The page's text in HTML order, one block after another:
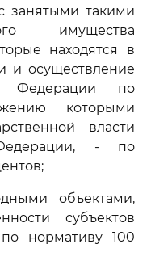
занятыми такими
имущества
находятся в
и осуществление
Федерации по
которыми
власти
- по
объектами,
субъектов
нормативу 100